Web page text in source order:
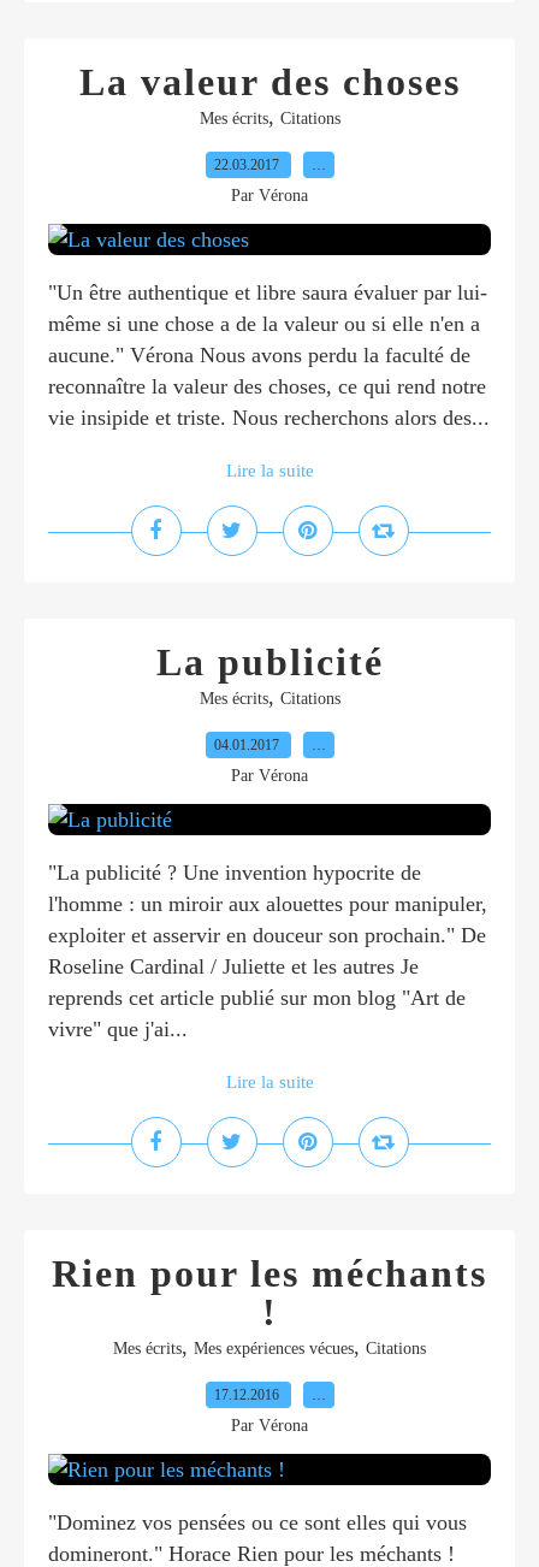
La valeur des choses
Mes écrits, Citations
22.03.2017 …
Par Vérona
"Un être authentique et libre saura évaluer par lui-
même si une chose a de la valeur ou si elle n'en a
aucune." Vérona Nous avons perdu la faculté de
reconnaître la valeur des choses, ce qui rend notre
vie insipide et triste. Nous recherchons alors des...
Lire la suite
La publicité
Mes écrits, Citations
04.01.2017 …
Par Vérona
"La publicité ? Une invention hypocrite de
l'homme : un miroir aux alouettes pour manipuler,
exploiter et asservir en douceur son prochain." De
Roseline Cardinal / Juliette et les autres Je
reprends cet article publié sur mon blog "Art de
vivre" que j'ai...
Lire la suite
Rien pour les méchants
!
Mes écrits, Mes expériences vécues, Citations
17.12.2016 …
Par Vérona
"Dominez vos pensées ou ce sont elles qui vous
domineront." Horace Rien pour les méchants !